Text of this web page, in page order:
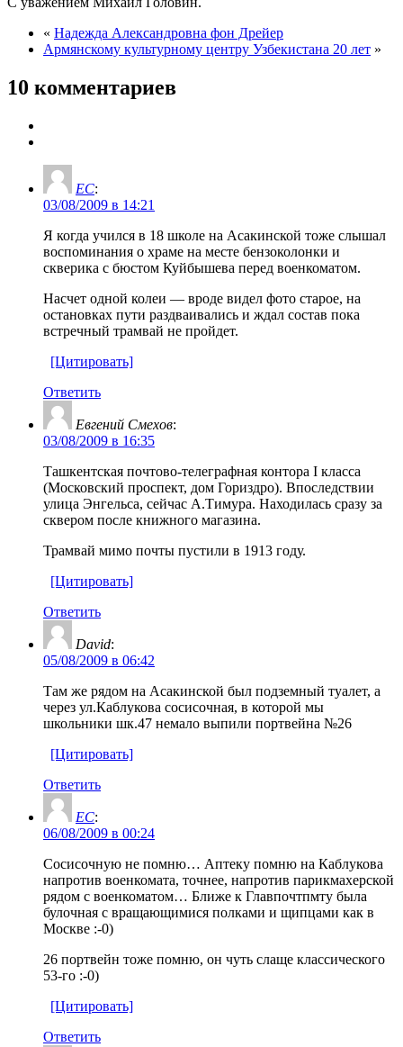
« Надежда Александровна фон Дрейер
Армянскому культурному центру Узбекистана 20 лет »
10 комментариев
EC:
03/08/2009 в 14:21
Я когда учился в 18 школе на Асакинской тоже слышал
воспоминания о храме на месте бензоколонки и
скверика с бюстом Куйбышева перед военкоматом.
Насчет одной колеи — вроде видел фото старое, на
остановках пути раздваивались и ждал состав пока
встречный трамвай не пройдет.
[Цитировать]
Ответить
Евгений Смехов:
03/08/2009 в 16:35
Ташкентская почтово-телеграфная контора I класса
(Московский проспект, дом Гориздро). Впоследствии
улица Энгельса, сейчас А.Тимура. Находилась сразу за
сквером после книжного магазина.
Трамвай мимо почты пустили в 1913 году.
[Цитировать]
Ответить
David:
05/08/2009 в 06:42
Там же рядом на Асакинской был подземный туалет, а
через ул.Каблукова сосисочная, в которой мы
школьники шк.47 немало выпили портвейна №26
[Цитировать]
Ответить
EC:
06/08/2009 в 00:24
Сосисочную не помню… Аптеку помню на Каблукова
напротив военкомата, точнее, напротив парикмахерской
рядом с военкоматом… Ближе к Главпочтпмту была
булочная с вращающимися полками и щипцами как в
Москве :-0)
26 портвейн тоже помню, он чуть слаще классического
53-го :-0)
[Цитировать]
Ответить